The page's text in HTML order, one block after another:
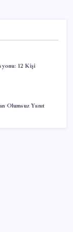
12 Kişi
Olumsuz Yanıt